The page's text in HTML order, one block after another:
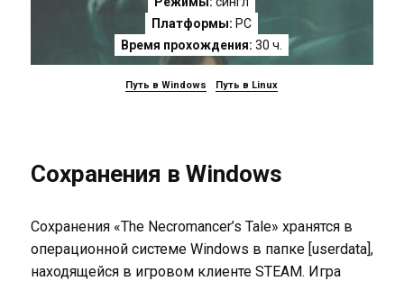
Платформы: PC
Время прохождения: 30 ч.
Путь в Windows Путь в Linux
Сохранения в Windows
Сохранения «The Necromancer’s Tale» хранятся в
операционной системе Windows в папке [userdata],
находящейся в игровом клиенте STEAM. Игра